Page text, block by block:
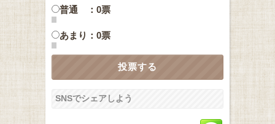
普通 ：0票
あまり：0票
SNSでシェアしよう